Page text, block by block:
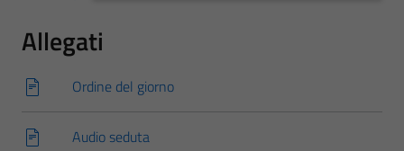
Allegati
Ordine del giorno
Audio seduta